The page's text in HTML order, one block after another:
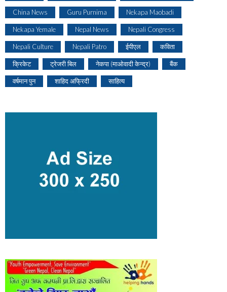
China News Guru Purnima Nekapa Maobadi
Nekapa Yemale Nepal News Nepali Congress
Nepali Culture Nepali Patro ईपीएल कविता
क्रिकेट ट्रेजरी बिल नेकपा (माओवादी केन्द्र) बैंक
वर्षमान पुन शाहिद अफ्रिदी साहित्य